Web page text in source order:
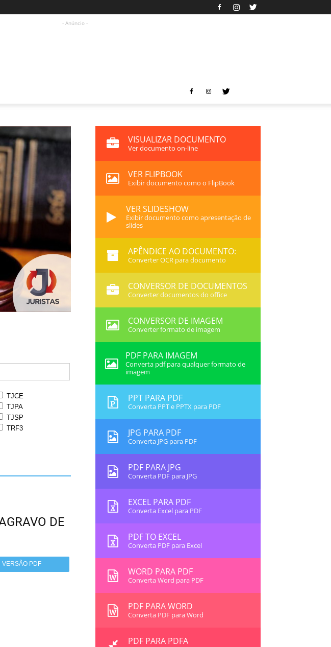
- Anúncio -
TJCE
TJPA
TJSP
TRF3
DE
VERSÃO PDF
VISUALIZAR DOCUMENTO
Ver documento on-line
VER FLIPBOOK
Exibir documento como o FlipBook
VER SLIDESHOW
Exibir documento como apresentação de
slides
APÊNDICE AO DOCUMENTO:
Converter OCR para documento
CONVERSOR DE DOCUMENTOS
Converter documentos do office
CONVERSOR DE IMAGEM
Converter formato de imagem
PDF PARA IMAGEM
Converta pdf para qualquer formato de
imagem
PPT PARA PDF
Converta PPT e PPTX para PDF
JPG PARA PDF
Converta JPG para PDF
PDF PARA JPG
Converta PDF para JPG
EXCEL PARA PDF
Converta Excel para PDF
PDF TO EXCEL
Converta PDF para Excel
WORD PARA PDF
Converta Word para PDF
PDF PARA WORD
Converta PDF para Word
PDF PARA PDFA